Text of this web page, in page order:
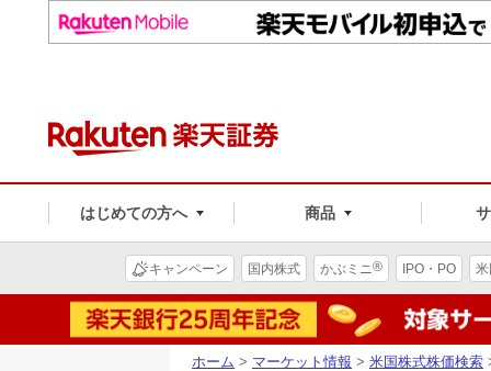
はじめての方へ 商品
キャンペーン 国内株式 かぶミニ® IPO・PO
ホーム > マーケット情報 > 米国株式株価検索